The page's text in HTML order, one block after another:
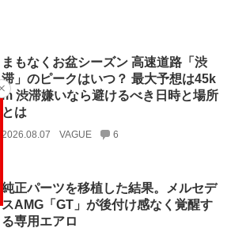
まもなくお盆シーズン 高速道路「渋
滞」のピークはいつ？ 最大予想は45k
m 渋滞嫌いなら避けるべき日時と場所
とは
2026.08.07 VAGUE 6
純正パーツを移植した結果。メルセデ
スAMG「GT」が後付け感なく覚醒す
る専用エアロ